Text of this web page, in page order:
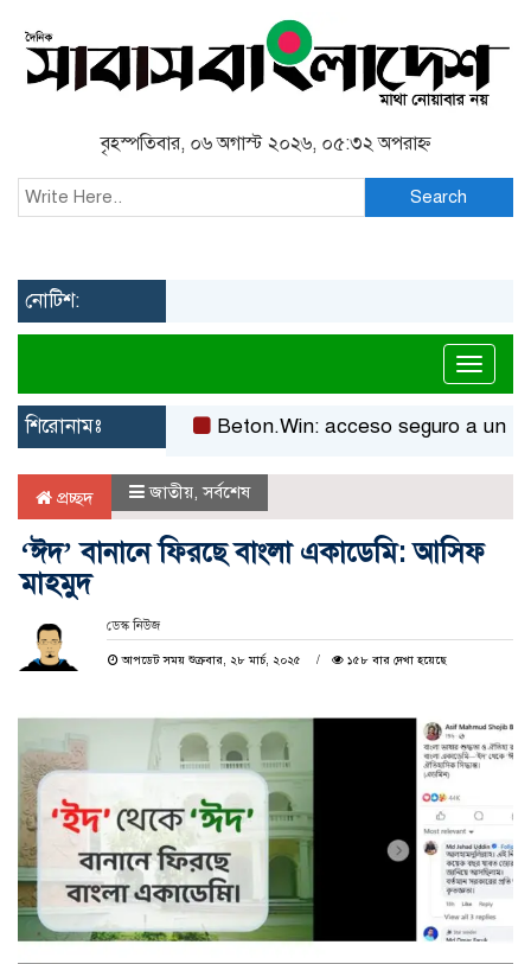
বৃহস্পতিবার, ০৬ অগাস্ট ২০২৬, ০৫:৩২ অপরাহ্ন
Search
নোটিশ:
শিরোনামঃ Beton.Win: acceso seguro a un
প্রচ্ছদ জাতীয়,সর্বশেষ
‘ঈদ’ বানানে ফিরছে বাংলা একাডেমি: আসিফ
মাহমুদ
ডেস্ক নিউজ
আপডেট সময় শুক্রবার, ২৮ মার্চ, ২০২৫ ১৫৮ বার দেখা হয়েছে